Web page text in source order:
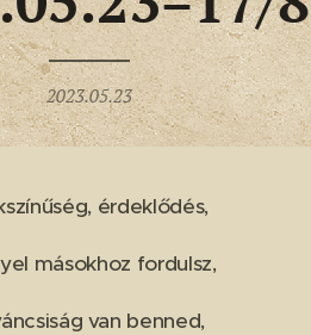
2023.05.23
érdeklődés,
másokhoz fordulsz,
van benned,